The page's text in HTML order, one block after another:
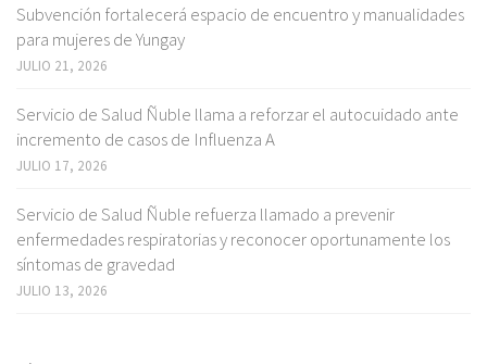
Subvención fortalecerá espacio de encuentro y manualidades
para mujeres de Yungay
JULIO 21, 2026
Servicio de Salud Ñuble llama a reforzar el autocuidado ante
incremento de casos de Influenza A
JULIO 17, 2026
Servicio de Salud Ñuble refuerza llamado a prevenir
enfermedades respiratorias y reconocer oportunamente los
síntomas de gravedad
JULIO 13, 2026